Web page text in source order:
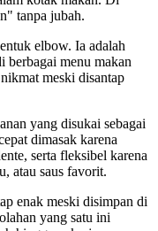
tanpa jubah.
elbow. Ia adalah
berbagai menu makan
meski disantap
yang disukai sebagai
dimasak karena
serta fleksibel karena
atau saus favorit.
enak meski disimpan di
yang satu ini